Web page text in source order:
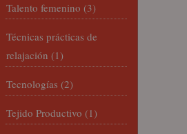
Talento femenino (3)
Técnicas prácticas de
relajación (1)
Tecnologías (2)
Tejido Productivo (1)